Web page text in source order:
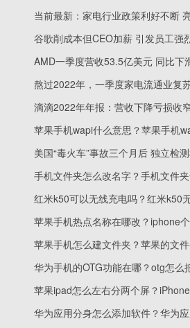
谷歌削成本但CEO加薪 引发员工强
熬过2022年，一季度家电流通业复
滴滴2022年年报：营收下降亏损收